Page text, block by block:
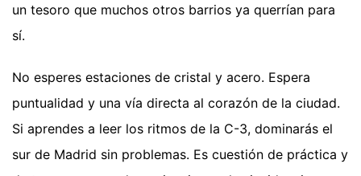
un tesoro que muchos otros barrios ya querrían para
sí.
No esperes estaciones de cristal y acero. Espera
puntualidad y una vía directa al corazón de la ciudad.
Si aprendes a leer los ritmos de la C-3, dominarás el
sur de Madrid sin problemas. Es cuestión de práctica y